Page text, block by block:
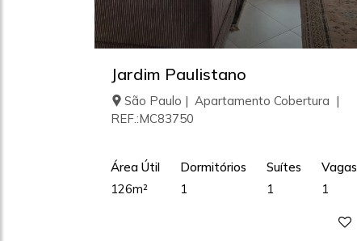
Jardim Paulistano
São Paulo | Apartamento Cobertura |
REF.:MC83750
Área Útil
126m²
Dormitórios
1
Suítes
1
Vagas
1